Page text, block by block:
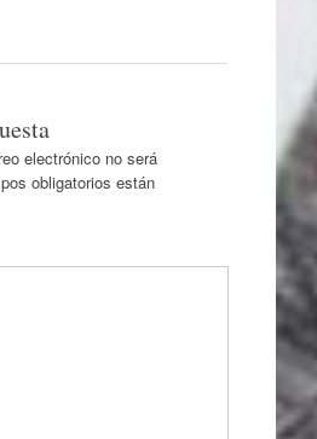
electrónico no será
obligatorios están